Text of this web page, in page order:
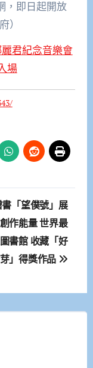
，即日起開放
）
君紀念音樂會
場
「望僕號」展
作能量 世界最
書館 收藏「好
」得獎作品